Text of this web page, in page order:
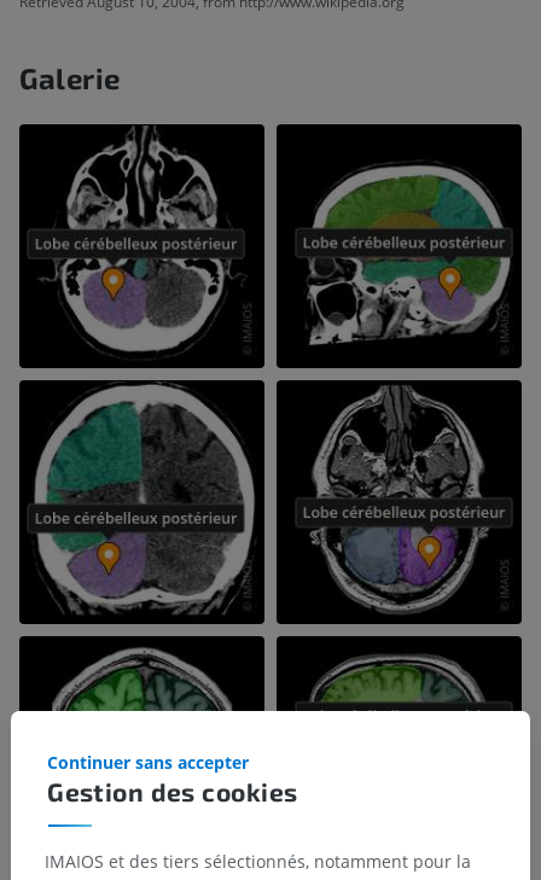
Galerie
Gestion des cookies
Continuer sans accepter
IMAIOS et des tiers sélectionnés, notamment pour la